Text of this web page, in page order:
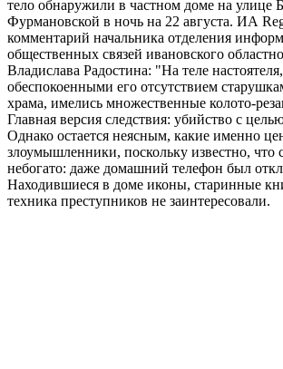
тело обнаружили в частном доме на улице
Фурмановской в ночь на 22 августа. ИА
комментарий начальника отделения
общественных связей ивановского
Владислава Радостина: "На теле
обеспокоенными его отсутствием
храма, имелись множественные колото-
Главная версия следствия: убийство с
Однако остается неясным, какие именно
злоумышленники, поскольку известно,
небогато: даже домашний телефон был
Находившиеся в доме иконы, старинные
техника преступников не заинтересовали.